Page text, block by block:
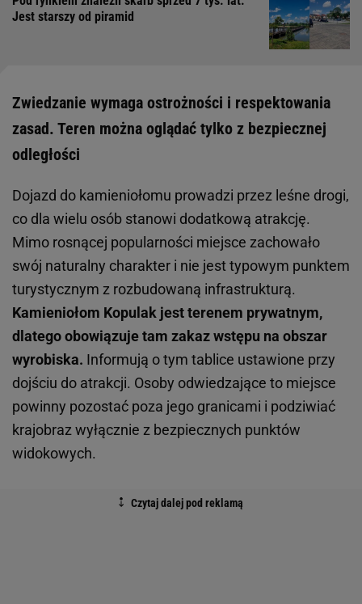
Jest starszy od piramid
Zwiedzanie wymaga ostrożności i respektowania
zasad. Teren można oglądać tylko z bezpiecznej
odległości
Dojazd do kamieniołomu prowadzi przez leśne drogi,
co dla wielu osób stanowi dodatkową atrakcję.
Mimo rosnącej popularności miejsce zachowało
swój naturalny charakter i nie jest typowym punktem
turystycznym z rozbudowaną infrastrukturą.
Kamieniołom Kopulak jest terenem prywatnym,
dlatego obowiązuje tam zakaz wstępu na obszar
wyrobiska. Informują o tym tablice ustawione przy
dojściu do atrakcji. Osoby odwiedzające to miejsce
powinny pozostać poza jego granicami i podziwiać
krajobraz wyłącznie z bezpiecznych punktów
widokowych.